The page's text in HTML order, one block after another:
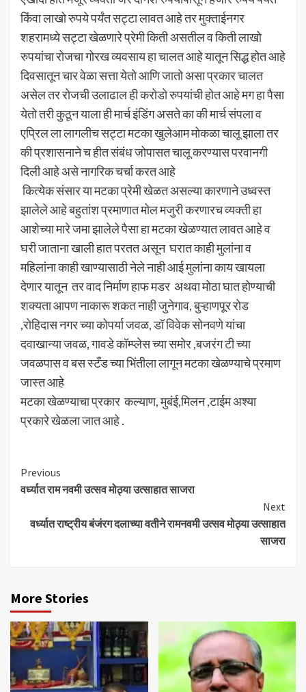
किंवा लाखो रुपये पर्यंत सट्टा लावत आहे तर मुक्ताईनगर
शहरामध्ये सट्टा खेळणारे प्रेमी किती असतील व किती लाखो
रुपयांचा रोजचा गोरख व्यवसाय हा चालत आहे यातून सिद्ध होत आहे
दिवसातून चार वेळा सत्ता येतो आणि जातो असा प्रकार चालत
असेल तर रोजची उलाढाल ही करोडो रुपयांची होत आहे मग हा पैसा
येतो तरी कुठून याला ही मार्च इंडिंग असते का की मार्च संपला व
एप्रिल ला लागलीच सट्टा मटका खुलेआम मोकळा चालू झाला तर
की प्रशासनाने च हीत संबंध जोपासत चालू करण्यास परवानगी
दिली आहे असे नागरिक चर्चा करत आहे
कित्येक संसार या मटका प्रेमी खेळत असल्या कारणाने उध्वस्त
झालेले आहे बहुतांश प्रमाणात मोल मजुरी करणारच व्यक्ती हा
आशेच्या मारे जमा झालेले पैसा हा मटका खेळण्यात लावत आहे व
घरी जाताना खाली हात परतत असून घरात काही मुलांना व
महिलांना काही खाण्यासाठी नेले नाही आई मुलांना काय खायला
देणार यातून तर वाद निर्माण हाफ मडर अथवा मोठा घात होण्याची
शक्यता आपण नाकारू शकत नाही जुनेगाव, बुऱ्हाणपूर रोड
,रोहिदास नगर च्या कोपर्या जवळ, डॉ विवेक सोनवणे यांचा
दवाखान्या जवळ, गावडे कॉम्प्लेस च्या समोर ,बजरंग टी च्या
जवळपास व बस स्टँड च्या भिंतीला लागून मटका खेळण्याचे प्रमाण
जास्त आहे
मटका खेळण्याचा प्रकार कल्याण, मुबंई,मिलन ,टाईम अश्या
प्रकारे खेळला जात आहे .
Continue
Reading
Previous
वर्ध्यात राम नवमी उत्सव मोठ्या उत्साहात साजरा
Next
वर्ध्यात राष्ट्रीय बंजंरग दलाच्या वतीने रामनवमी उत्सव मोठ्या उत्साहात
साजरा
More Stories